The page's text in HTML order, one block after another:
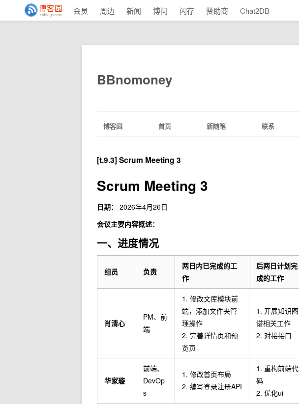
会员 周边 新闻 博问 闪存 赞助商 Chat2DB
BBnomoney
博客园 首页 新随笔 联系
[t.9.3] Scrum Meeting 3
Scrum Meeting 3
日期：
2026年4月26日
会议主要内容概述：
一、进度情况
组员 负责
两日内已完成的工
作
后两日计划完
成的工作
肖清心
PM、前
端
1. 修改文库模块前
端，添加文件夹管
理操作
2. 完善详情页和预
览页
1. 开展知识图
谱相关工作
2. 对接接口
华家璇
前端、
DevOp
s
1. 修改首页布局
2. 编写登录注册API
1. 重构前端代
码
2. 优化ui